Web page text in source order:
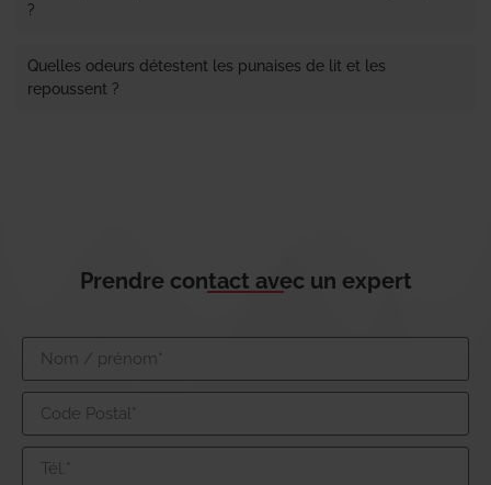
?
Quelles odeurs détestent les punaises de lit et les
repoussent ?
Prendre contact avec un expert